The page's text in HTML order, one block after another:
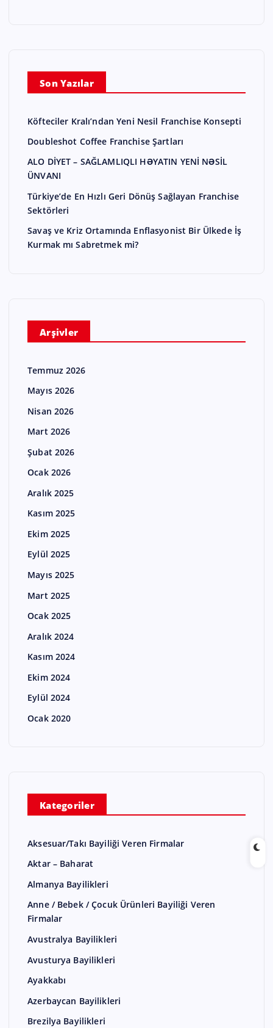
Son Yazılar
Köfteciler Kralı’ndan Yeni Nesil Franchise Konsepti
Doubleshot Coffee Franchise Şartları
ALO DİYET – SAĞLAMLIQLI HƏYATIN YENİ NƏSİL
ÜNVANI
Türkiye’de En Hızlı Geri Dönüş Sağlayan Franchise
Sektörleri
Savaş ve Kriz Ortamında Enflasyonist Bir Ülkede İş
Kurmak mı Sabretmek mi?
Arşivler
Temmuz 2026
Mayıs 2026
Nisan 2026
Mart 2026
Şubat 2026
Ocak 2026
Aralık 2025
Kasım 2025
Ekim 2025
Eylül 2025
Mayıs 2025
Mart 2025
Ocak 2025
Aralık 2024
Kasım 2024
Ekim 2024
Eylül 2024
Ocak 2020
Kategoriler
Aksesuar/Takı Bayiliği Veren Firmalar
Aktar – Baharat
Almanya Bayilikleri
Anne / Bebek / Çocuk Ürünleri Bayiliği Veren
Firmalar
Avustralya Bayilikleri
Avusturya Bayilikleri
Ayakkabı
Azerbaycan Bayilikleri
Brezilya Bayilikleri